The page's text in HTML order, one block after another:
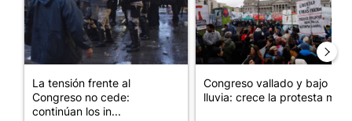
La tensión frente al
Congreso no cede:
continúan los in...
Congreso vallado y bajo la
lluvia: crece la protesta mi...